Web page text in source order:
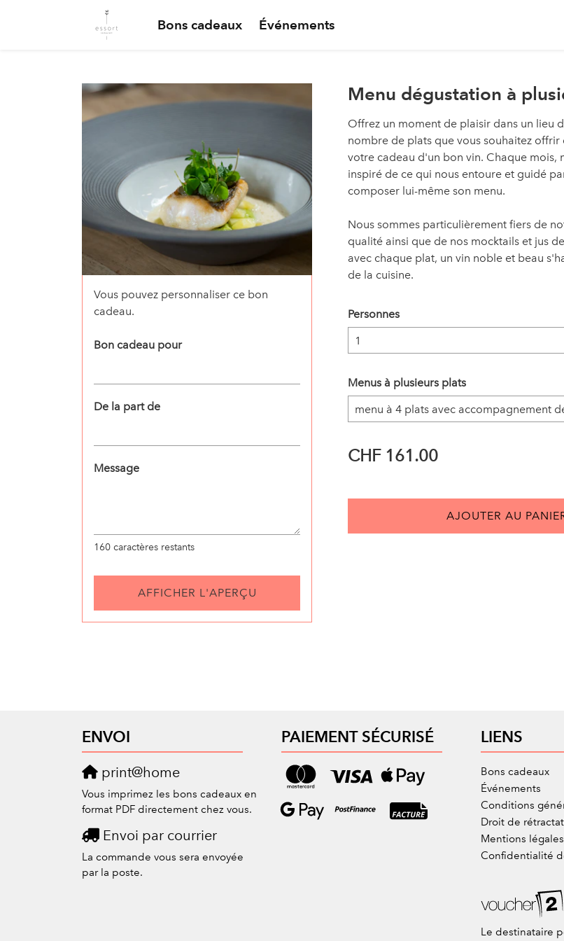
Bons cadeaux Événements
Vous pouvez personnaliser ce bon
cadeau.
Bon cadeau pour
De la part de
Message
160 caractères restants
AFFICHER L'APERÇU
Menu dégustation à
Offrez un moment de plaisir dans un lieu
nombre de plats que vous souhaitez
votre cadeau d'un bon vin. Chaque mois,
inspiré de ce qui nous entoure et guidé
composer lui-même son menu.
Nous sommes particulièrement fiers de
qualité ainsi que de nos mocktails et jus
avec chaque plat, un vin noble et beau
de la cuisine.
Personnes
Menus à plusieurs plats
CHF 161.00
AJOUTER AU
ENVOI
print@home
Vous imprimez les bons cadeaux en
format PDF directement chez vous.
Envoi par courrier
La commande vous sera envoyée
par la poste.
PAIEMENT SÉCURISÉ LIENS
Bons cadeaux
Événements
Conditions
Droit de
Mentions légales
Confidentialité
Le destinataire